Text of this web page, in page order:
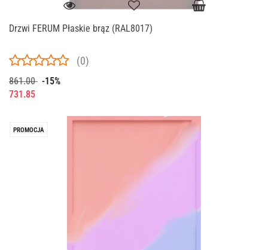
Drzwi FERUM Płaskie brąz (RAL8017)
(0)
861.00 -15%
731.85
PROMOCJA